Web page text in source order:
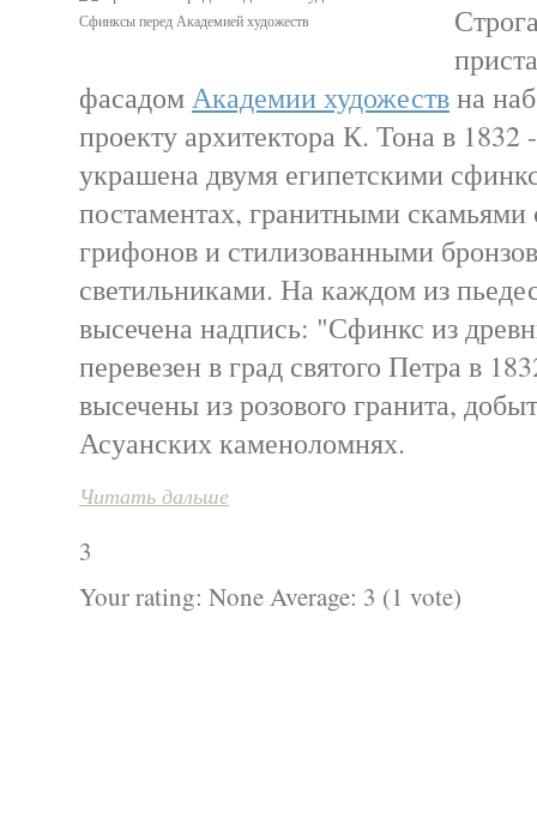
Сфинксы перед Академией художеств
фасадомАкадемии художествна
проекту архитектора К. Тона в 1832
украшена двумя египетскими
постаментах, гранитными
грифонов и стилизованными
светильниками. На каждом из
высечена надпись: "Сфинкс из
перевезен в град святого Петра в
высечены из розового гранита,
Асуанских каменоломнях.
Читать дальше
3
Your rating: NoneAverage: 3 (1 vote)